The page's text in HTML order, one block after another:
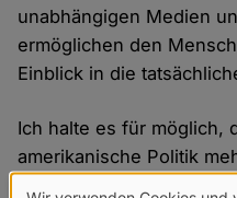
unabhängigen Medien
ermöglichen den
Einblick in die
Ich halte es für möglich,
amerikanische Politik